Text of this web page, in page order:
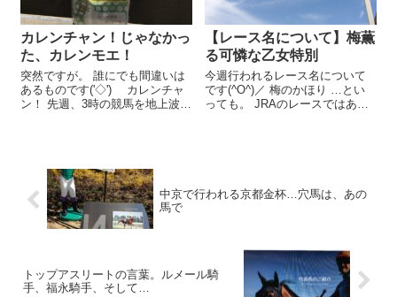
カレンチャン！じゃなかっ
た、カレンモエ！
突然ですが。 誰にでも間違いは
あるものです('◇')ゞ カレンチャ
ン！ 先週、3時の競馬を地上波の
おきます。 誤：カ...
【レース名について】梅薫
る可憐な乙女特別
今週行われるレース名について
です(^O^)／ 梅のかほり …とい
っても。 JRAのレースではあり
中京で行われる京都金杯…穴馬は、あの
馬で
トップアスリートの言葉。ルメール騎
手、福永騎手、そして…